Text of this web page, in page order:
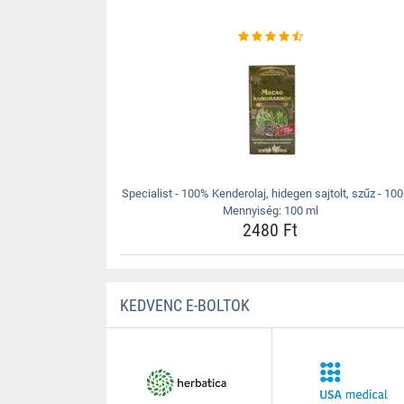
Specialist - 100% Kenderolaj, hidegen sajtolt, szűz -
Mennyiség: 100 ml
2480 Ft
KEDVENC E-BOLTOK